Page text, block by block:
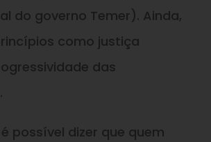
do governo Temer). Ainda,
como justiça
das
possível dizer que quem